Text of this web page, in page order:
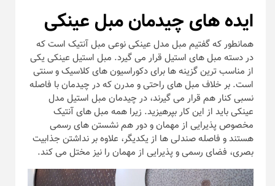
ایده های چیدمان مبل عینکی
همانطور که گفتیم مبل مدل عینکی نوعی مبل آنتیک است که
در دسته مبل های استیل قرار می گیرد. مبل استیل عینکی یکی
از مناسب ترین گزینه ها برای دکوراسیون های کلاسیک و سنتی
است. بر خلاف مبل های راحتی و مدرن که در چیدمان با فاصله
نسبی کنار هم قرار می گیرند، در چیدمان مبل استیل مدل
عینکی باید از این کار بپرهیزید. زیرا همه مبل های آنتیک
مخصوص پذیرایی از مهمان و دور هم نشستن های رسمی
هستند و فاصله صندلی ها از یکدیگر، علاوه بر نداشتن جذابیت
بصری، فضای رسمی و پذیرایی از مهمان را نیز مختل می کند.